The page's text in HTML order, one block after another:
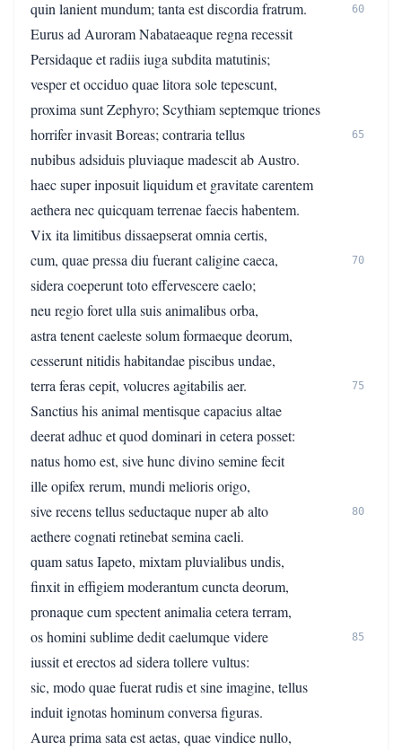
quin lanient mundum; tanta est discordia fratrum.
60
Eurus ad Auroram Nabataeaque regna recessit
Persidaque et radiis iuga subdita matutinis;
vesper et occiduo quae litora sole tepescunt,
proxima sunt Zephyro; Scythiam septemque triones
horrifer invasit Boreas; contraria tellus
65
nubibus adsiduis pluviaque madescit ab Austro.
haec super inposuit liquidum et gravitate carentem
aethera nec quicquam terrenae faecis habentem.
Vix ita limitibus dissaepserat omnia certis,
cum, quae pressa diu fuerant caligine caeca,
70
sidera coeperunt toto effervescere caelo;
neu regio foret ulla suis animalibus orba,
astra tenent caeleste solum formaeque deorum,
cesserunt nitidis habitandae piscibus undae,
terra feras cepit, volucres agitabilis aer.
75
Sanctius his animal mentisque capacius altae
deerat adhuc et quod dominari in cetera posset:
natus homo est, sive hunc divino semine fecit
ille opifex rerum, mundi melioris origo,
sive recens tellus seductaque nuper ab alto
80
aethere cognati retinebat semina caeli.
quam satus Iapeto, mixtam pluvialibus undis,
finxit in effigiem moderantum cuncta deorum,
pronaque cum spectent animalia cetera terram,
os homini sublime dedit caelumque videre
85
iussit et erectos ad sidera tollere vultus:
sic, modo quae fuerat rudis et sine imagine, tellus
induit ignotas hominum conversa figuras.
Aurea prima sata est aetas, quae vindice nullo,